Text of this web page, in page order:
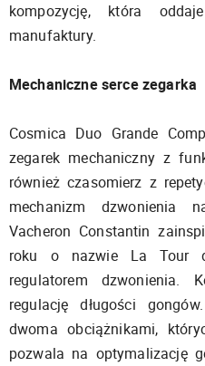
kompozycję, która
manufaktury.
Mechaniczne serce zegarka
Cosmica Duo Grande
zegarek mechaniczny z
również czasomierz z
mechanizm dzwonienia
Vacheron Constantin
roku o nazwie La Tour
regulatorem dzwonienia.
regulację długości
dwoma obciążnikami,
pozwala na optymalizację